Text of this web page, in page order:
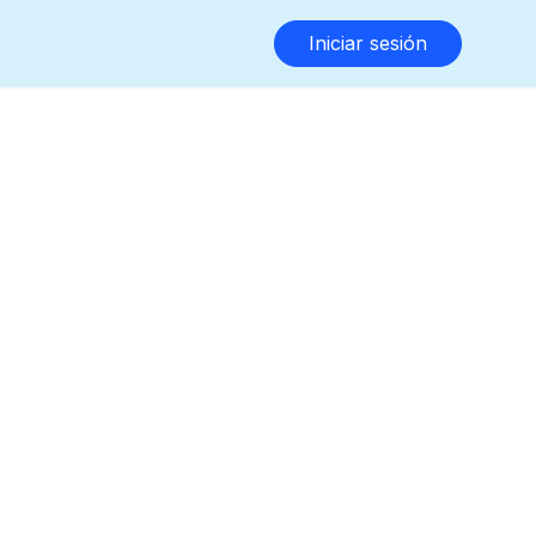
Iniciar sesión